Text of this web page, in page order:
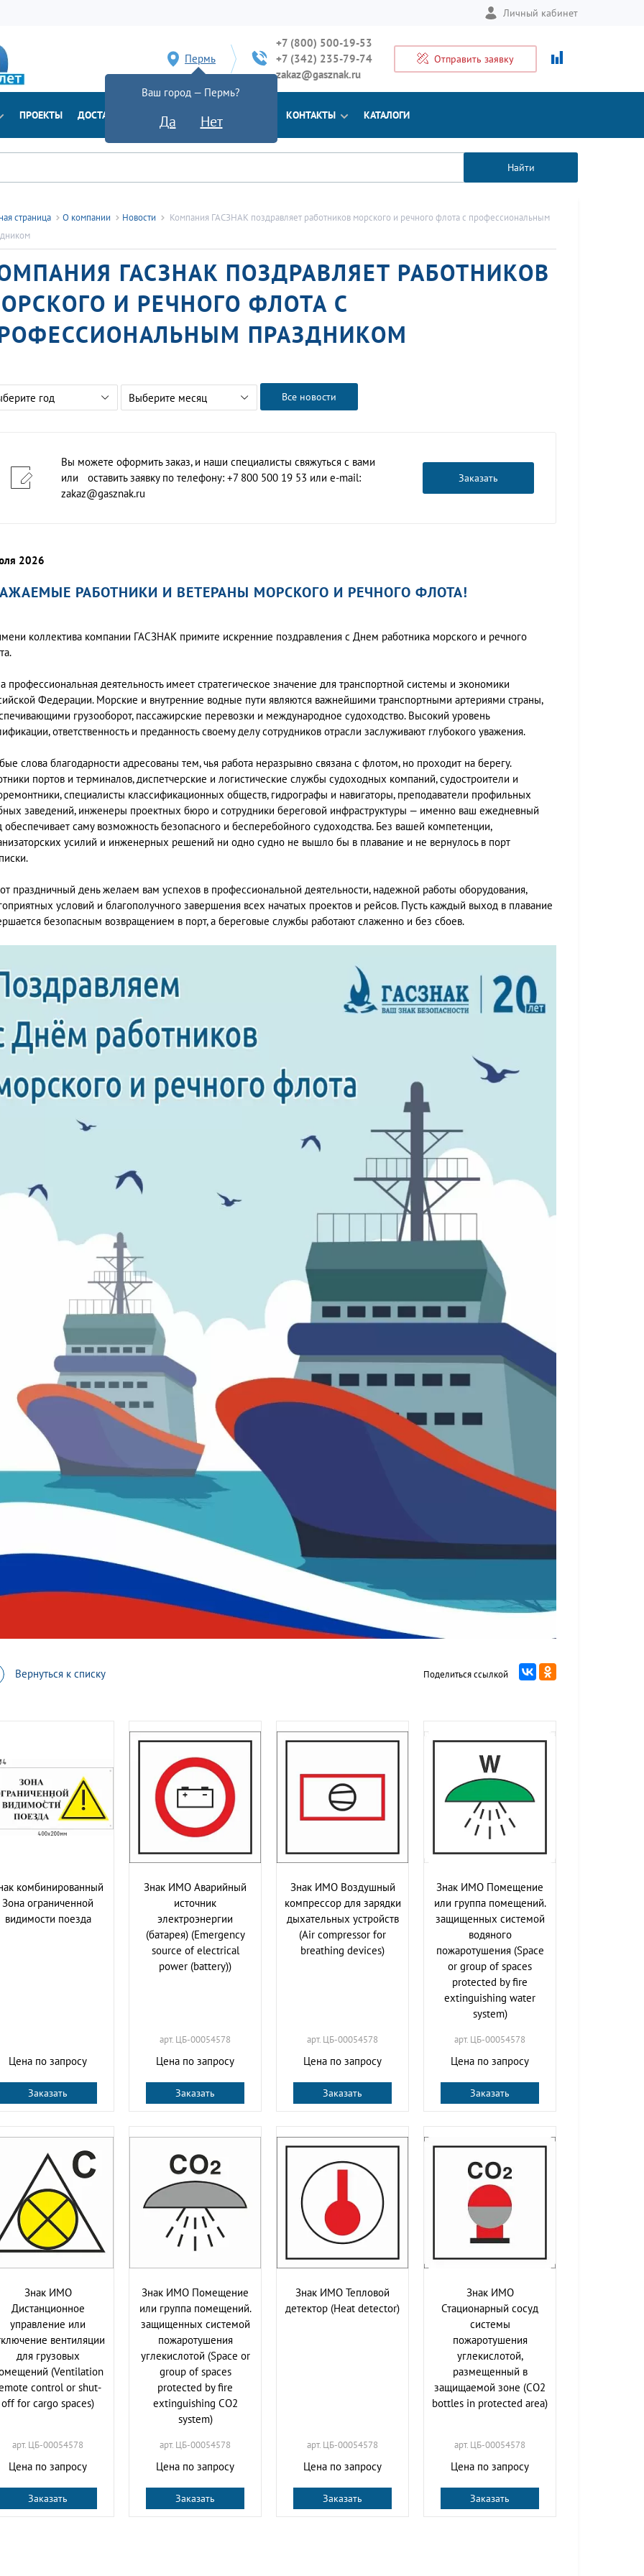
Личный кабинет
Пермь
Ваш город — Пермь?
Да Нет
+7 (800) 500-19-53
+7 (342) 235-79-74
zakaz@gasznak.ru
Отправить заявку
ПРОЕКТЫ ДОСТАВКА ДОКУМЕНТЫ КОНТАКТЫ КАТАЛОГИ
Найти
страница О компании Новости
Компания ГАСЗНАК поздравляет работников морского и речного флота с профессиональным
ГАСЗНАК ПОЗДРАВЛЯЕТ РАБОТНИКОВ
И РЕЧНОГО ФЛОТА С
ПРАЗДНИКОМ
год Выберите месяц Все новости
Вы можете оформить заказ, и наши специалисты свяжуться с вами
или оставить заявку по телефону: +7 800 500 19 53 или e-mail:
zakaz@gasznak.ru
Заказать
2026
РАБОТНИКИ И ВЕТЕРАНЫ МОРСКОГО И РЕЧНОГО ФЛОТА!
коллектива компании ГАСЗНАК примите искренние поздравления с Днем работника морского и речного
профессиональная деятельность имеет стратегическое значение для транспортной системы и экономики
Федерации. Морские и внутренние водные пути являются важнейшими транспортными артериями страны,
грузооборот, пассажирские перевозки и международное судоходство. Высокий уровень
ответственность и преданность своему делу сотрудников отрасли заслуживают глубокого уважения.
слова благодарности адресованы тем, чья работа неразрывно связана с флотом, но проходит на берегу.
портов и терминалов, диспетчерские и логистические службы судоходных компаний, судостроители и
специалисты классификационных обществ, гидрографы и навигаторы, преподаватели профильных
заведений, инженеры проектных бюро и сотрудники береговой инфраструктуры — именно ваш ежедневный
обеспечивает саму возможность безопасного и бесперебойного судоходства. Без вашей компетенции,
усилий и инженерных решений ни одно судно не вышло бы в плавание и не вернулось в порт
праздничный день желаем вам успехов в профессиональной деятельности, надежной работы оборудования,
условий и благополучного завершения всех начатых проектов и рейсов. Пусть каждый выход в плавание
безопасным возвращением в порт, а береговые службы работают слаженно и без сбоев.
Вернуться к списку Поделиться ссылкой
комбинированный
Зона ограниченной
видимости поезда
Цена по запросу
Заказать
Знак ИМО Аварийный
источник
электроэнергии
(батарея) (Emergency
source of electrical
power (battery))
арт. ЦБ-00054578
Цена по запросу
Заказать
Знак ИМО Воздушный
компрессор для зарядки
дыхательных устройств
(Air compressor for
breathing devices)
арт. ЦБ-00054578
Цена по запросу
Заказать
Знак ИМО Помещение
или группа помещений.
защищенных системой
водяного
пожаротушения (Space
or group of spaces
protected by fire
extinguishing water
system)
арт. ЦБ-00054578
Цена по запросу
Заказать
Знак ИМО
Дистанционное
управление или
вентиляции
для грузовых
(Ventilation
control or shut-
off for cargo spaces)
арт. ЦБ-00054578
Цена по запросу
Заказать
Знак ИМО Помещение
или группа помещений.
защищенных системой
пожаротушения
углекислотой (Space or
group of spaces
protected by fire
extinguishing CO2
system)
арт. ЦБ-00054578
Цена по запросу
Заказать
Знак ИМО Тепловой
детектор (Heat detector)
арт. ЦБ-00054578
Цена по запросу
Заказать
Знак ИМО
Стационарный сосуд
системы
пожаротушения
углекислотой,
размещенный в
защищаемой зоне (CO2
bottles in protected area)
арт. ЦБ-00054578
Цена по запросу
Заказать